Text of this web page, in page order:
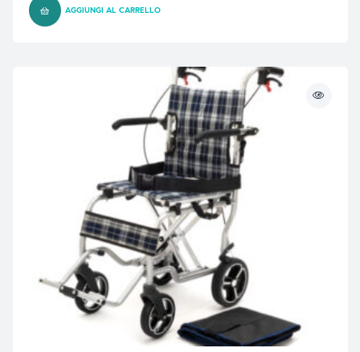
AGGIUNGI AL CARRELLO